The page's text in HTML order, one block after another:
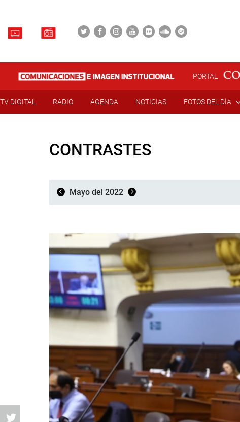
PORTAL
TV DIGITAL RADIO AGENDA NOTICIAS FOTOS DEL DÍA
CONTRASTES
Mayo del 2022